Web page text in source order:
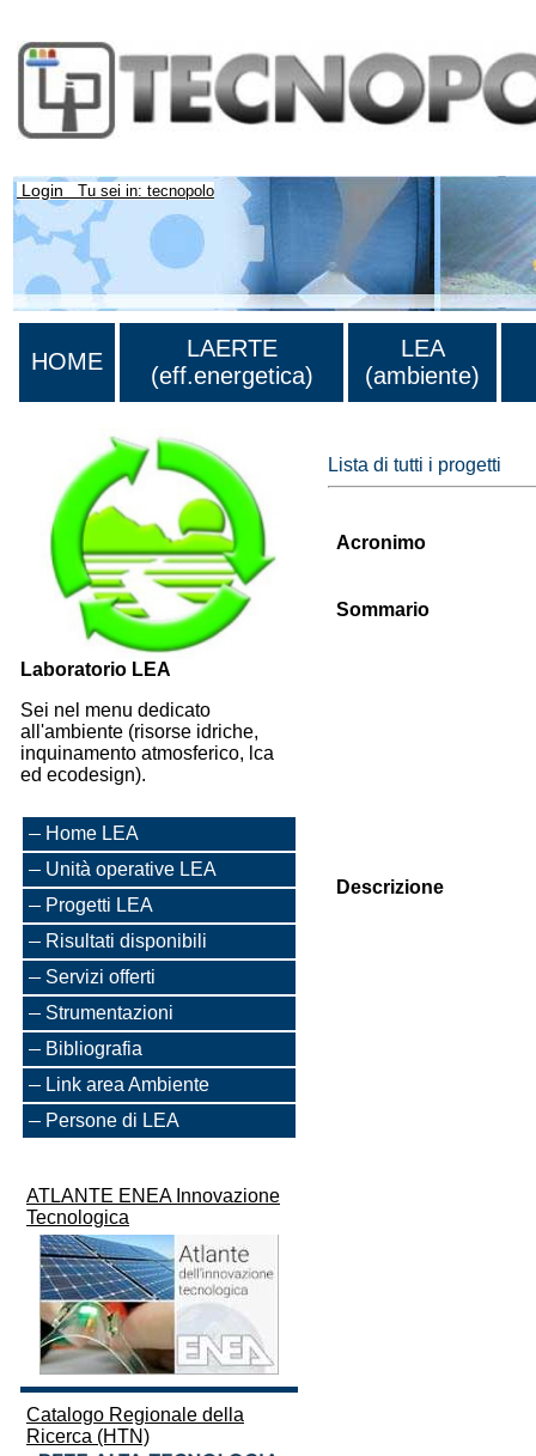
Login Tu sei in: tecnopolo
HOME
LAERTE
(eff.energetica)
LEA
(ambiente)
Laboratorio LEA
Sei nel menu dedicato
all'ambiente (risorse idriche,
inquinamento atmosferico, lca
ed ecodesign).
Home LEA
Unità operative LEA
Progetti LEA
Risultati disponibili
Servizi offerti
Strumentazioni
Bibliografia
Link area Ambiente
Persone di LEA
ATLANTE ENEA Innovazione
Tecnologica
Catalogo Regionale della
Ricerca (HTN)
Lista di tutti i progetti
Acronimo
Sommario
Descrizione